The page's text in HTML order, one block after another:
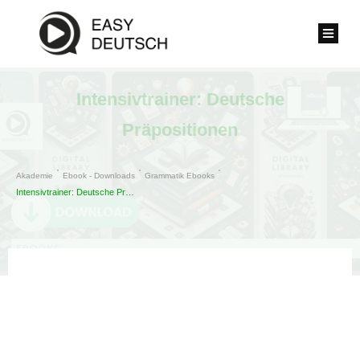
Intensivtrainer: Deutsche
Präpositionen
Akademie Ebook - Downloads Grammatik Ebooks